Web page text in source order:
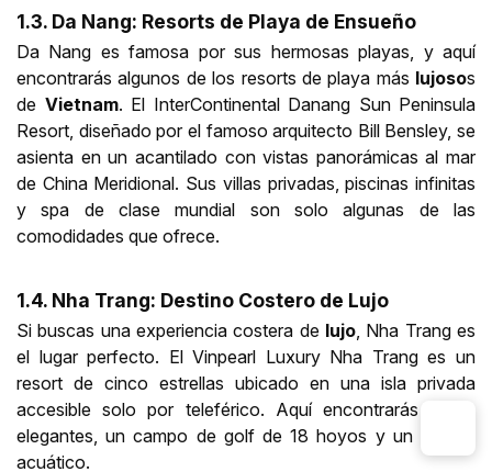
1.3. Da Nang: Resorts de Playa de Ensueño
Da Nang es famosa por sus hermosas playas, y aquí
encontrarás algunos de los resorts de playa más lujosos
de Vietnam. El InterContinental Danang Sun Peninsula
Resort, diseñado por el famoso arquitecto Bill Bensley, se
asienta en un acantilado con vistas panorámicas al mar
de China Meridional. Sus villas privadas, piscinas infinitas
y spa de clase mundial son solo algunas de las
comodidades que ofrece.
1.4. Nha Trang: Destino Costero de Lujo
Si buscas una experiencia costera de lujo, Nha Trang es
el lugar perfecto. El Vinpearl Luxury Nha Trang es un
resort de cinco estrellas ubicado en una isla privada
accesible solo por teleférico. Aquí encontrarás suites
elegantes, un campo de golf de 18 hoyos y un parque
acuático.